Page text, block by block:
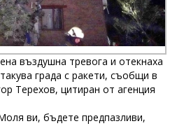
въздушна тревога и отекнаха
града с ракети, съобщи в
Терехов, цитиран от агенция
ви, бъдете предпазливи,